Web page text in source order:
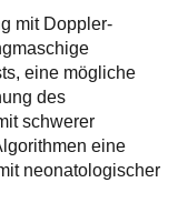
mit Doppler-
eine mögliche
des
schwerer
eine
neonatologischer